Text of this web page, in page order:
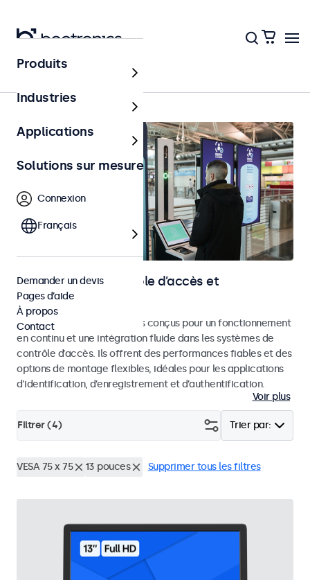
Accueil
Écrans pour le contrôle d’accès et
l’identification
Moniteurs et écrans tactiles conçus pour un fonctionnement
en continu et une intégration fluide dans les systèmes de
contrôle d’accès. Ils offrent des performances fiables et des
options de montage flexibles, idéales pour les applications
d’identification, d’enregistrement et d’authentification.
Voir plus
Trier par:
Filtrer (4)
VESA 75 x 75 13 pouces Supprimer tous les filtres
Produits
Industries
Applications
Solutions sur mesure
Connexion
Français
Demander un devis
Pages d’aide
À propos
Contact